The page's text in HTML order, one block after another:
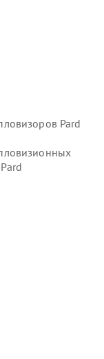
Pard